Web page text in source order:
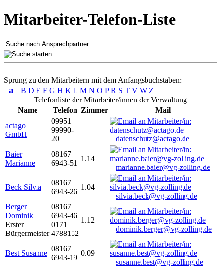
Mitarbeiter-Telefon-Liste
Sprung zu den Mitarbeitern mit dem Anfangsbuchstaben:
a B D E F G H K L M N O P R S T V W Z
Telefonliste der Mitarbeiter/innen der Verwaltung
Name
Telefon Zimmer
Mail
actago
GmbH
09951
99990-
20
datenschutz@actago.de
Baier
Marianne
08167
6943-51
1.14
marianne.baier@vg-zolling.de
Beck Silvia
08167
6943-26
1.04
silvia.beck@vg-zolling.de
Berger
Dominik
Erster
Bürgermeister
08167
6943-46
0171
4788152
1.12
dominik.berger@vg-zolling.de
Best Susanne
08167
6943-19
0.09
susanne.best@vg-zolling.de